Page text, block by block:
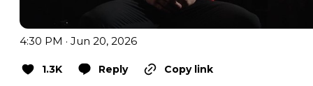
4:30 PM · Jun 20, 2026
1.3K Reply
Copy link